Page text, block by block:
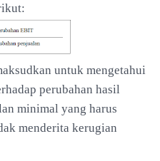
untuk mengetahui
perubahan hasil
minimal yang harus
menderita kerugian